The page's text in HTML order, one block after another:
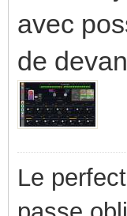
avec
de
Le